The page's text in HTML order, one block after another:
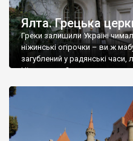
Ялта. Грецька
Греки залишили Україні
ніжинські огірочки – ви ж
загублений у радянські
Ніжин греки?